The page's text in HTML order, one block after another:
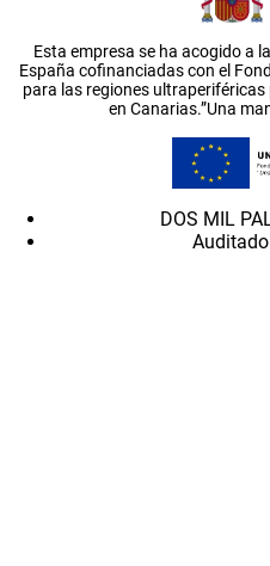
Esta empresa se ha acogido a
España cofinanciadas con el
para las regiones
en Canarias.”Una
DOS MIL